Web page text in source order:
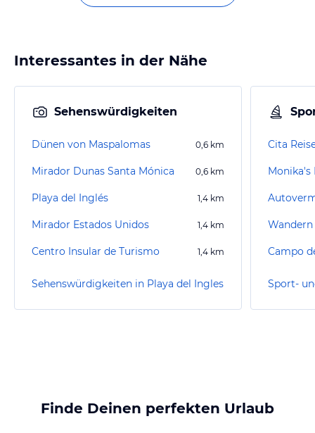
Interessantes in der Nähe
Sehenswürdigkeiten
Dünen von Maspalomas 0,6 km
Mirador Dunas Santa Mónica 0,6 km
Playa del Inglés 1,4 km
Mirador Estados Unidos 1,4 km
Centro Insular de Turismo 1,4 km
Sehenswürdigkeiten in Playa del Ingles
Cita
Monika's
Campo
Finde Deinen perfekten Urlaub